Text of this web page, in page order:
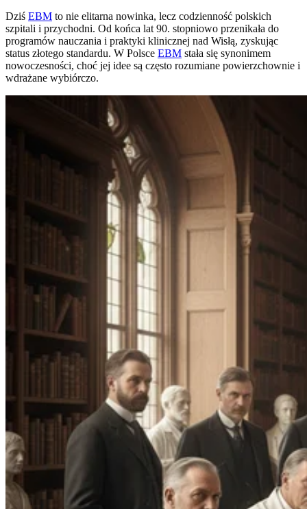
Dziś EBM to nie elitarna nowinka, lecz codzienność polskich
szpitali i przychodni. Od końca lat 90. stopniowo przenikała do
programów nauczania i praktyki klinicznej nad Wisłą, zyskując
status złotego standardu. W Polsce EBM stała się synonimem
nowoczesności, choć jej idee są często rozumiane powierzchownie i
wdrażane wybiórczo.